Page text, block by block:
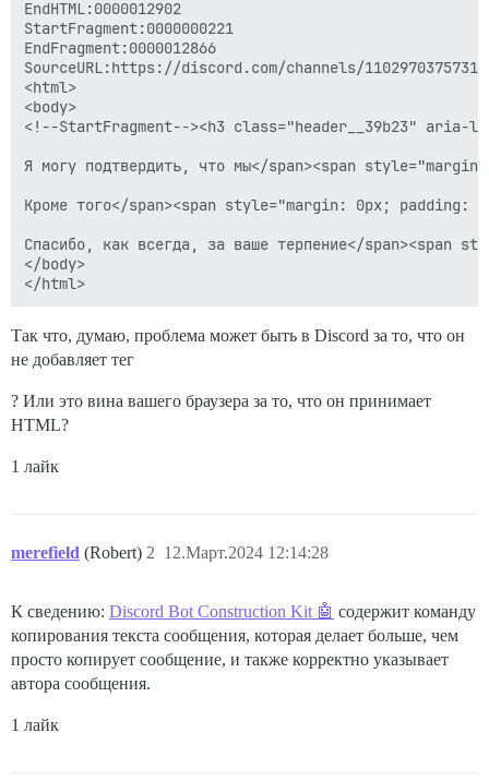
Так что, думаю, проблема может быть в Discord за то, что он
не добавляет тег
? Или это вина вашего браузера за то, что он принимает
HTML?
1 лайк
merefield (Robert) 12.Март.2024 12:14:28
2
К сведению: Discord Bot Construction Kit 🤖 содержит команду
копирования текста сообщения, которая делает больше, чем
просто копирует сообщение, и также корректно указывает
автора сообщения.
1 лайк